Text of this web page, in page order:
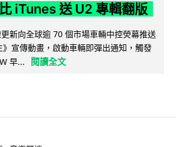
iTunes 送 U2 專輯翻版
新向全球逾 70 個市場車輛中控熒幕推送
》宣傳動畫，啟動車輛即彈出通知，觸發
早...
閱讀全文